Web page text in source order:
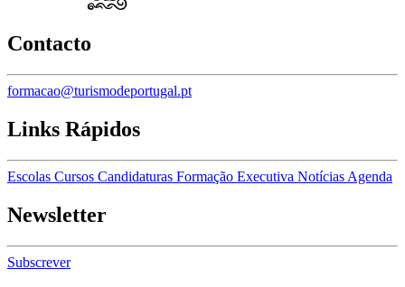
Contacto
formacao@turismodeportugal.pt
Links Rápidos
Escolas Cursos Candidaturas Formação Executiva Notícias Agenda
Newsletter
Subscrever